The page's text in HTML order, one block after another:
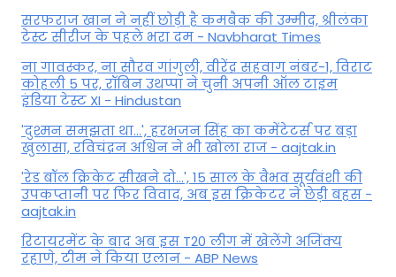
सरफराज खान ने नहीं छोड़ी है कमबैक की उम्मीद, श्रीलंका
टेस्ट सीरीज के पहले भरा दम - Navbharat Times
ना गावस्कर, ना सौरव गांगुली, वीरेंद्र सहवाग नंबर-1, विराट
कोहली 5 पर, रॉबिन उथप्पा ने चुनी अपनी ऑल टाइम
इंडिया टेस्ट XI - Hindustan
'दुश्मन समझता था...', हरभजन सिंह का कमेंटेटर्स पर बड़ा
खुलासा, रव‍िचंद्रन अश्विन ने भी खोला राज - aajtak.in
'रेड बॉल क्रिकेट सीखने दो...', 15 साल के वैभव सूर्यवंशी की
उपकप्तानी पर फ‍िर व‍िवाद, अब इस क्रिकेटर ने छेड़ी बहस -
aajtak.in
रिटायरमेंट के बाद अब इस T20 लीग में खेलेंगे अजिंक्य
रहाणे, टीम ने किया एलान - ABP News